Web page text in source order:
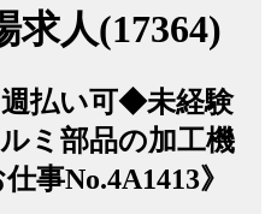
求人(17364)
週払い可◆未経験
ミ部品の加工機
事No.4A1413》